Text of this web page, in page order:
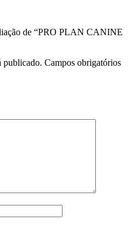
de “PRO PLAN CANINE
publicado. Campos obrigatórios